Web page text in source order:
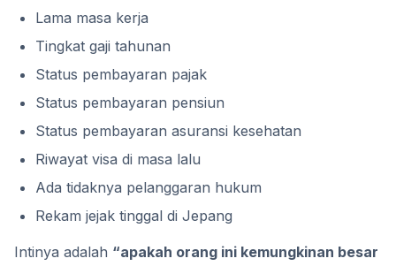
Lama masa kerja
Tingkat gaji tahunan
Status pembayaran pajak
Status pembayaran pensiun
Status pembayaran asuransi kesehatan
Riwayat visa di masa lalu
Ada tidaknya pelanggaran hukum
Rekam jejak tinggal di Jepang
Intinya adalah “apakah orang ini kemungkinan besar